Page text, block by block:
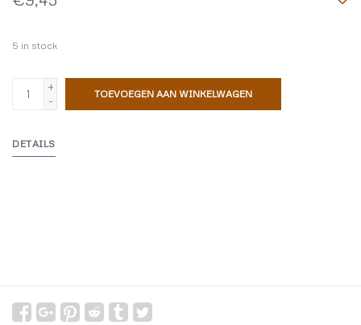
5 in stock
+
-
TOEVOEGEN AAN WINKELWAGEN
DETAILS